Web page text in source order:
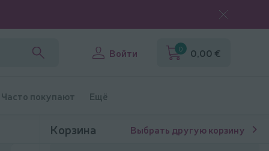
Войти 0 0,00 €
Часто покупают Ещё
Корзина Выбрать другую корзину